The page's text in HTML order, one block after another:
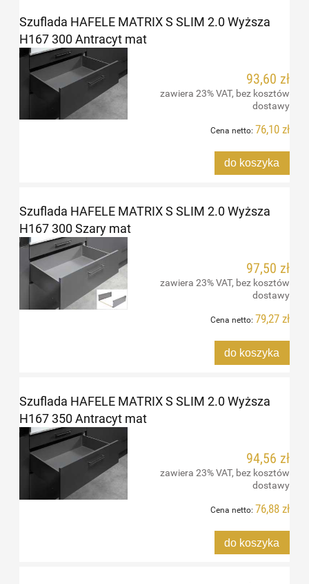
Szuflada HAFELE MATRIX S SLIM 2.0 Wyższa
H167 300 Antracyt mat
93,60 zł
zawiera 23% VAT, bez kosztów
dostawy
Cena netto: 76,10 zł
do koszyka
Szuflada HAFELE MATRIX S SLIM 2.0 Wyższa
H167 300 Szary mat
97,50 zł
zawiera 23% VAT, bez kosztów
dostawy
Cena netto: 79,27 zł
do koszyka
Szuflada HAFELE MATRIX S SLIM 2.0 Wyższa
H167 350 Antracyt mat
94,56 zł
zawiera 23% VAT, bez kosztów
dostawy
Cena netto: 76,88 zł
do koszyka